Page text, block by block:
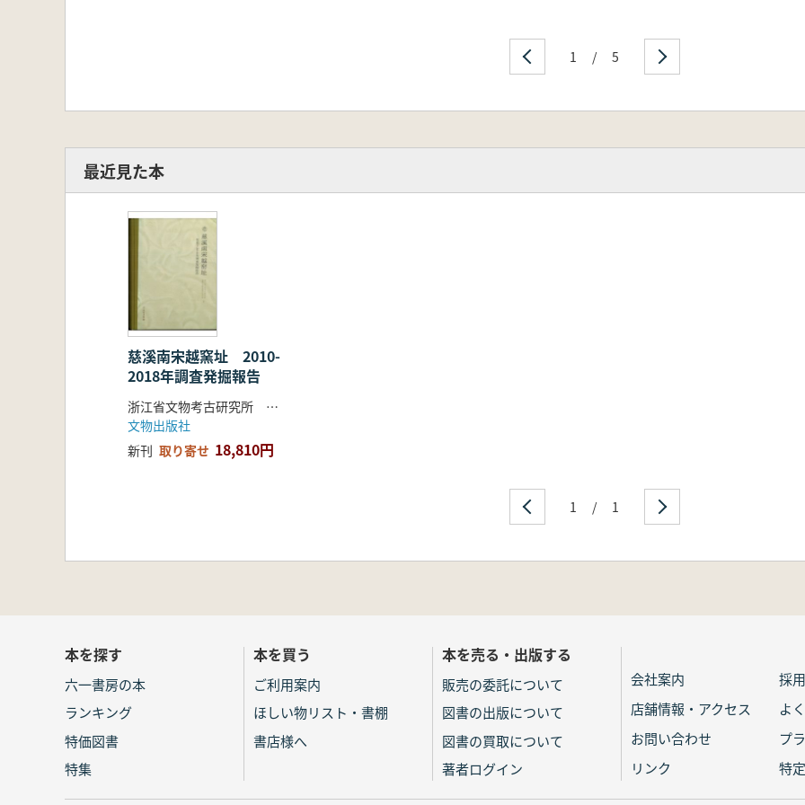
1 / 5
最近見た本
慈溪南宋越窯址 2010-
2018年調査発掘報告
浙江省文物考古研究所 慈溪市文物管理委員会辧公室
文物出版社
新刊 取り寄せ 18,810円
1 / 1
本を探す
六一書房の本
ランキング
特価図書
特集
本を買う
ご利用案内
ほしい物リスト・書棚
書店様へ
本を売る・出版する
販売の委託について
図書の出版について
図書の買取について
著者ログイン
会社案内
採
店舗情報・アクセス
よ
お問い合わせ
プ
リンク
特